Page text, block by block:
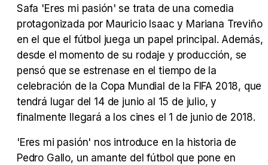
Tráiler 'Vida perra' (2026)
Tráiler Oficial en VOSE 'The Audacity'
Safa 'Eres mi pasión' se trata de una comedia
protagonizada por Mauricio Isaac y Mariana Treviño
en el que el fútbol juega un papel principal. Además,
desde el momento de su rodaje y producción, se
pensó que se estrenase en el tiempo de la
celebración de la Copa Mundial de la FIFA 2018, que
tendrá lugar del 14 de junio al 15 de julio, y
finalmente llegará a los cines el 1 de junio de 2018.
'Eres mi pasión' nos introduce en la historia de
Pedro Gallo, un amante del fútbol que pone en